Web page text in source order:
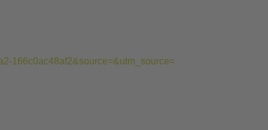
166c0ac48af2&source=&utm_source=